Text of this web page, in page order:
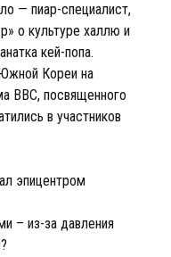
— пиар-специалист,
о культуре халлю и
кей-попа.
Кореи на
BBC, посвященного
в участников
эпицентром
– из-за давления